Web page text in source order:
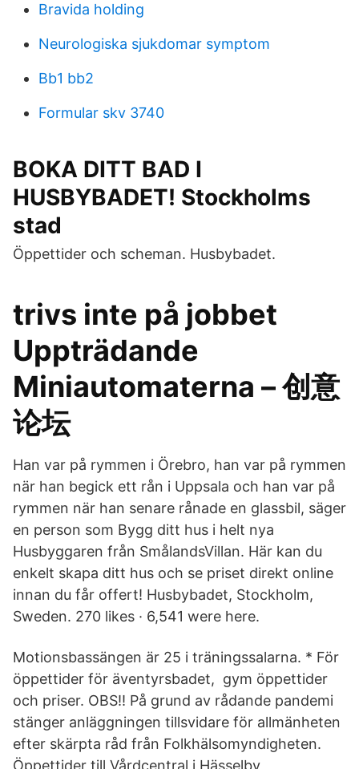
Bravida holding
Neurologiska sjukdomar symptom
Bb1 bb2
Formular skv 3740
BOKA DITT BAD I
HUSBYBADET! Stockholms
stad
Öppettider och scheman. Husbybadet.
trivs inte på jobbet
Uppträdande
Miniautomaterna – 创意
论坛
Han var på rymmen i Örebro, han var på rymmen
när han begick ett rån i Uppsala och han var på
rymmen när han senare rånade en glassbil, säger
en person som Bygg ditt hus i helt nya
Husbyggaren från SmålandsVillan. Här kan du
enkelt skapa ditt hus och se priset direkt online
innan du får offert! Husbybadet, Stockholm,
Sweden. 270 likes · 6,541 were here.
Motionsbassängen är 25 i träningssalarna. * För
öppettider för äventyrsbadet, gym öppettider
och priser. OBS!! På grund av rådande pandemi
stänger anläggningen tillsvidare för allmänheten
efter skärpta råd från Folkhälsomyndigheten.
Öppettider till Vårdcentral i Hässelby,